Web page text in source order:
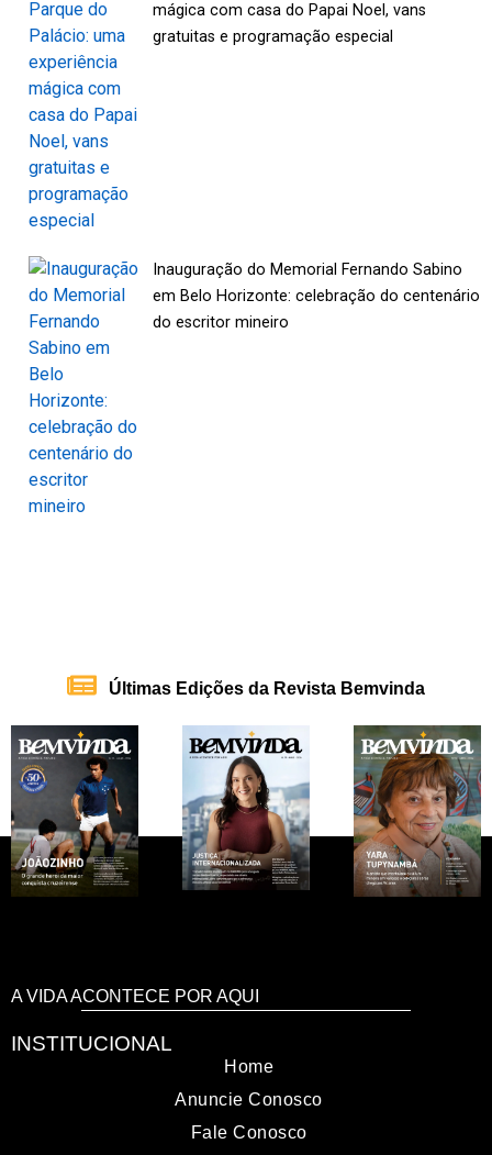
mágica com casa do Papai Noel, vans
gratuitas e programação especial
Inauguração do Memorial Fernando Sabino
em Belo Horizonte: celebração do centenário
do escritor mineiro
Últimas Edições da Revista Bemvinda
A VIDA ACONTECE POR AQUI
INSTITUCIONAL
Home
Anuncie Conosco
Fale Conosco